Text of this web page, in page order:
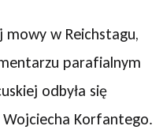
mowy w Reichstagu,
parafialnym
odbyła się
Korfantego.